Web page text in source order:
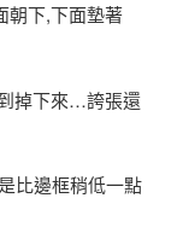
朝下,下面墊著
掉下來…誇張還
比邊框稍低一點